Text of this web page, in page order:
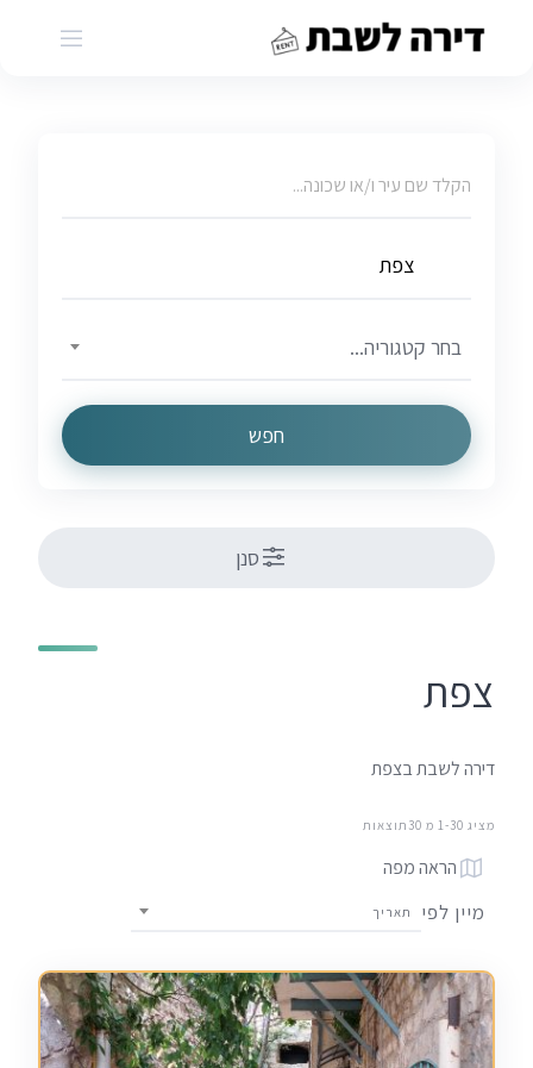
בחר קטגוריה...
חפש
סנן
צפת
דירה לשבת בצפת
מציג 1-30 מ 30תוצאות
הראה מפה
מיין לפי תאריך